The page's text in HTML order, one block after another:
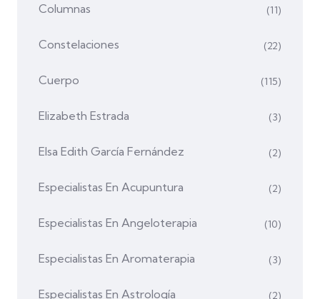
Columnas (11)
Constelaciones (22)
Cuerpo (115)
Elizabeth Estrada (3)
Elsa Edith García Fernández (2)
Especialistas En Acupuntura (2)
Especialistas En Angeloterapia (10)
Especialistas En Aromaterapia (3)
Especialistas En Astrología (2)